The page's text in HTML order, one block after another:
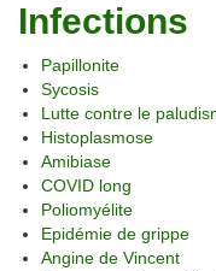
Infections
Papillonite
Sycosis
Lutte contre le
Histoplasmose
Amibiase
COVID long
Poliomyélite
Epidémie de grippe
Angine de Vincent